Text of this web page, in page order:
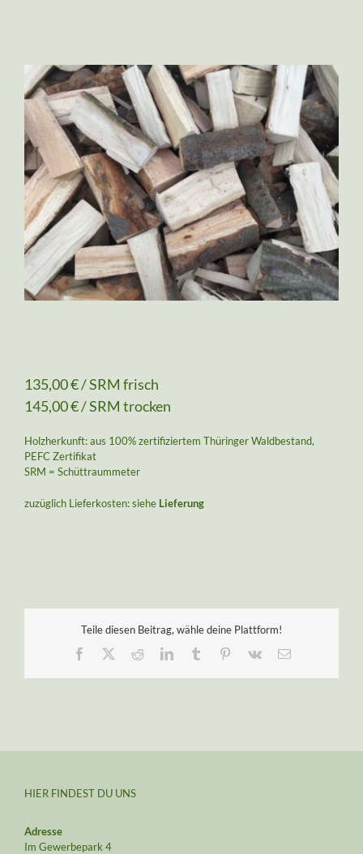
View
Larger
Image
135,00 € / SRM frisch
145,00 € / SRM trocken
Holzherkunft: aus 100% zertifiziertem Thüringer Waldbestand,
PEFC Zertifikat
SRM = Schüttraummeter
zuzüglich Lieferkosten: siehe Lieferung
Teile diesen Beitrag, wähle deine Plattform!
Facebook
RedditLinkedInTumblr Pinterest
Vk
E-
HIER FINDEST DU UNS
Adresse
Im Gewerbepark 4